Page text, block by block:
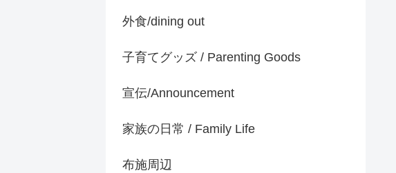
外食/dining out
子育てグッズ / Parenting Goods
宣伝/Announcement
家族の日常 / Family Life
布施周辺